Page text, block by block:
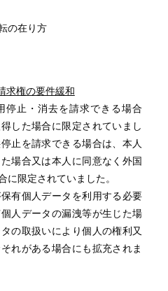
の在り方
求権の要件緩和
止・消去を請求できる場合
した場合に限定されていまし
止を請求できる場合は、本人
場合又は本人に同意なく外国
に限定されていました。
有個人データを利用する必要
人データの漏洩等が生じた場
の取扱いにより個人の権利又
れがある場合にも拡充されま